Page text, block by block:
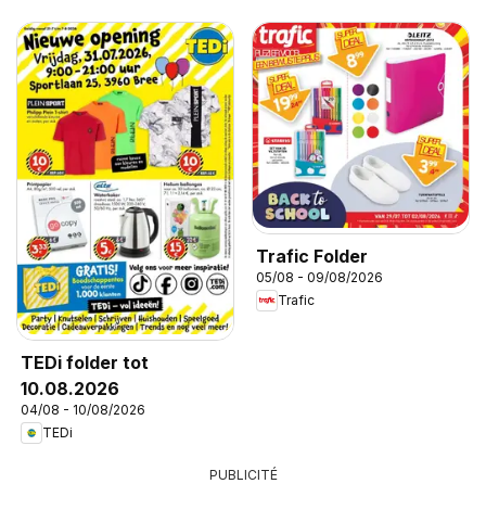
TEDi folder tot
10.08.2026
04/08 - 10/08/2026
TEDi
Trafic Folder
05/08 - 09/08/2026
Trafic
PUBLICITÉ